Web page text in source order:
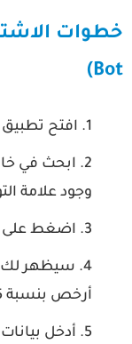
افتح تطبيق
ابحث في
وجود علامة
اضغط على "Start" أو "بدء".
سيظهر لك
أرخص بنسبة 15-20% من السعر داخل المتجر.
أدخل بيانات